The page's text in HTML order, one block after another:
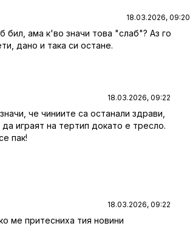
18.03.2026, 09:20
бил, ама к'во значи това "слаб"? Аз го
дано и така си остане.
18.03.2026, 09:22
че чиниите са останали здрави,
играят на тертип докато е тресло.
пак!
18.03.2026, 09:22
ме притесниха тия новини